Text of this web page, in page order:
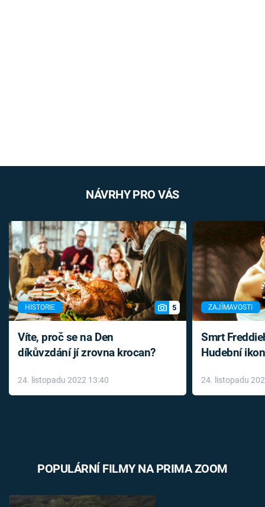
NÁVRHY PRO VÁS
HISTORIE 5
Víte, proč se na Den
díkůvzdání jí zrovna krocan?
24. listopadu 2022 13:40
ZAJÍMAVOSTI
Smrt
Hudební
léky
24. listopadu
POPULÁRNÍ FILMY NA PRIMA ZOOM